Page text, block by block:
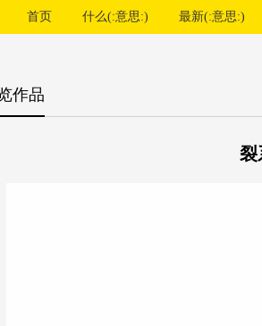
首页 什么(:意思:) 最新(:意思:)
作品
裂